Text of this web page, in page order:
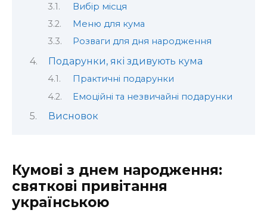
Вибір місця
Меню для кума
Розваги для дня народження
Подарунки, які здивують кума
Практичні подарунки
Емоційні та незвичайні подарунки
Висновок
Кумові з днем народження:
святкові привітання
українською